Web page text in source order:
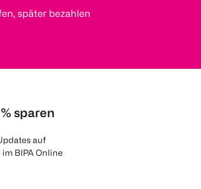
später bezahlen
sparen
auf
BIPA Online